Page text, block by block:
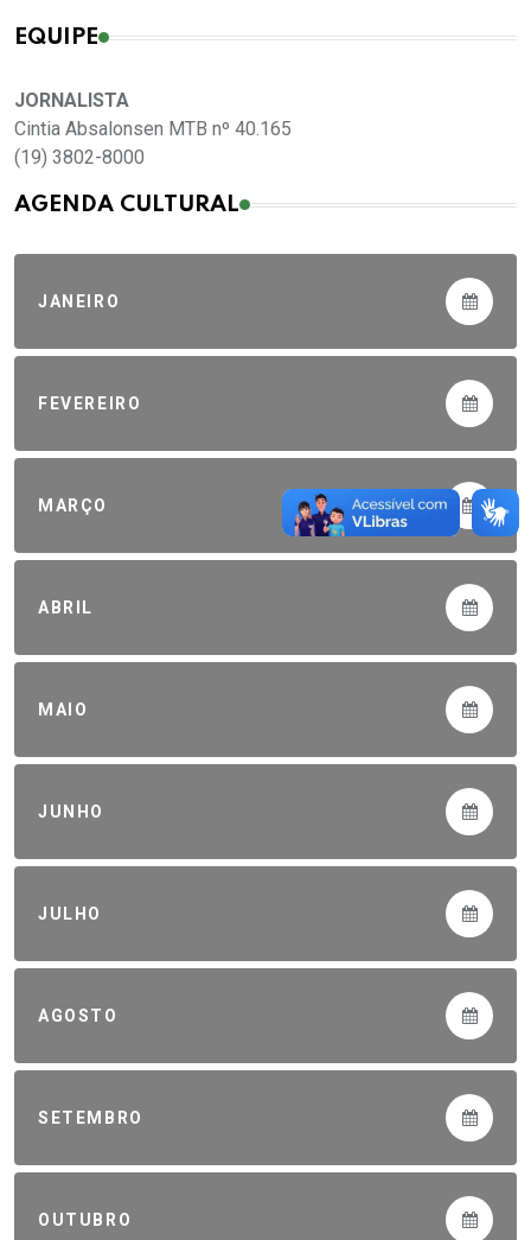
EQUIPE
JORNALISTA
Cintia Absalonsen MTB nº 40.165
(19) 3802-8000
AGENDA CULTURAL
JANEIRO
FEVEREIRO
MARÇO
ABRIL
MAIO
JUNHO
JULHO
AGOSTO
SETEMBRO
OUTUBRO